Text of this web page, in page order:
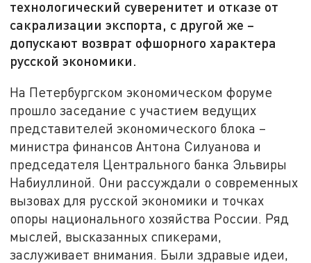
технологический суверенитет и отказе от
сакрализации экспорта, с другой же –
допускают возврат офшорного характера
русской экономики.
На Петербургском экономическом форуме
прошло заседание с участием ведущих
представителей экономического блока –
министра финансов Антона Силуанова и
председателя Центрального банка Эльвиры
Набиуллиной. Они рассуждали о современных
вызовах для русской экономики и точках
опоры национального хозяйства России. Ряд
мыслей, высказанных спикерами,
заслуживает внимания. Были здравые идеи,